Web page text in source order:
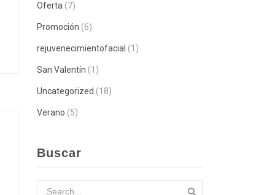
Oferta (7)
Promoción (6)
rejuvenecimientofacial (1)
San Valentín (1)
Uncategorized (18)
Verano (5)
Buscar